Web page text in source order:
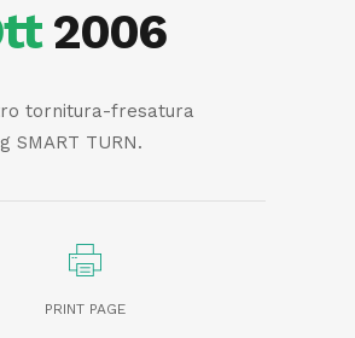
2006
tornitura-fresatura
SMART TURN.
PRINT PAGE